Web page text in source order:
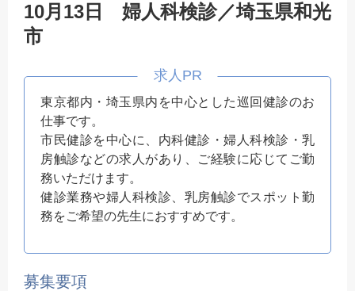
10月13日 婦人科検診／埼玉県和光
市
東京都内・埼玉県内を中心とした巡回健診のお
仕事です。
市民健診を中心に、内科健診・婦人科検診・乳
房触診などの求人があり、ご経験に応じてご勤
務いただけます。
健診業務や婦人科検診、乳房触診でスポット勤
務をご希望の先生におすすめです。
募集要項